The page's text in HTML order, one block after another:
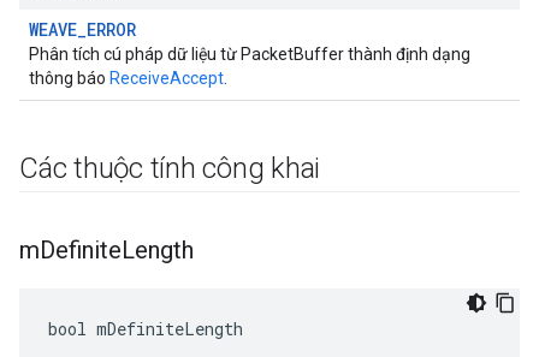
WEAVE_ERROR
Phân tích cú pháp dữ liệu từ PacketBuffer thành định dạng
thông báo ReceiveAccept
Các thuộc tính công khai
mDefiniteLength
bool mDefiniteLength